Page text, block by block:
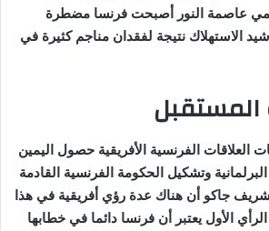
عاصمة النور أصبحت فرنسا مضطرة
الاستهلاك نتيجة لفقدان مناجم كثيرة في
المستقبل
العلاقات الفرنسية الأفريقية حصول اليمين
وتشكيل الحكومة الفرنسية القادمة
جاكو أن هناك عدة رؤي أفريقية في هذا
الأول يعتبر أن فرنسا دائما في خطابها